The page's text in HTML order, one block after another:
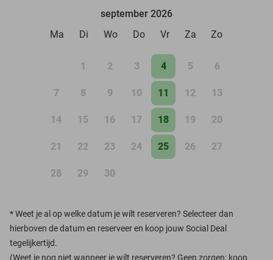
september 2026
Ma
Di Wo Do Vr Za Zo
1 2 3 4 5 6
7 8 9 10 11 12 13
14 15 16 17 18 19 20
21 22 23 24 25 26 27
28 29 30
*Weet je al op welke datum je wilt reserveren? Selecteer dan
hierboven de datum en reserveer en koop jouw Social Deal
tegelijkertijd.
(Weet je nog niet wanneer je wilt reserveren? Geen zorgen: koop